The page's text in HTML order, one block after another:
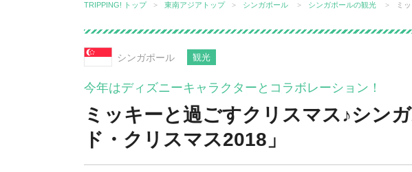
TRIPPING! トップ 東南アジアトップ シンガポール シンガポールの観光 ミ
シンガポール 観光
今年はディズニーキャラクターとコラボレーション！
ミッキーと過ごすクリスマス♪シン
ド・クリスマス2018」